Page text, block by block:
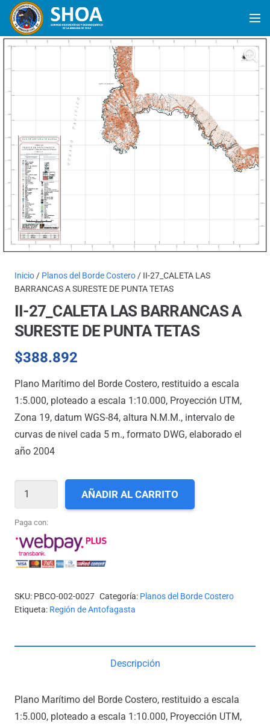
Inicio / Planos del Borde Costero / II-27_CALETA LAS
BARRANCAS A SURESTE DE PUNTA TETAS
II-27_CALETA LAS BARRANCAS A
SURESTE DE PUNTA TETAS
$388.892
Plano Marítimo del Borde Costero, restituido a escala
1:5.000, ploteado a escala 1:10.000, Proyección UTM,
Zona 19, datum WGS-84, altura N.M.M., intervalo de
curvas de nivel cada 5 m., formato DWG, elaborado el
año 2004
LAS
BARRANCAS
A
SURESTE
PUNTA
AÑADIR AL CARRITO
Paga con:
SKU: PBCO-002-0027 Categoría: Planos del Borde Costero
Etiqueta: Región de Antofagasta
Descripción
Plano Marítimo del Borde Costero, restituido a escala
1:5.000, ploteado a escala 1:10.000, Proyección UTM,